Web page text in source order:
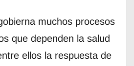
muchos procesos
que dependen la salud
ellos la respuesta de